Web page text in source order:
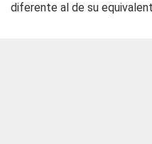
diferente al de su